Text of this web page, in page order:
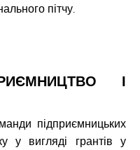
пітчу.
І
підприємницьких
у вигляді грантів у